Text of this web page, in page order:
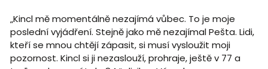
„Kincl mě momentálně nezajímá vůbec. To je moje
poslední vyjádření. Stejně jako mě nezajímal Pešta. Lidi,
kteří se mnou chtějí zápasit, si musí vysloužit moji
pozornost. Kincl si ji nezaslouží, prohraje, ještě v 77 a